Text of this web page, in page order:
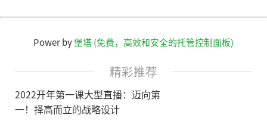
Power by堡塔 (免费，高效和安全的托管控制面板)
精彩推荐
2022开年第一课大型直播：迈向第
一！择高而立的战略设计